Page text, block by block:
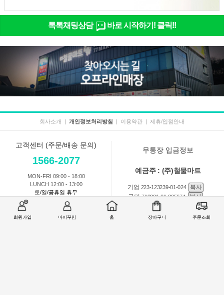
회원가입 마이꾸밈 홈 장바구니 주문조회
톡톡채팅상담 바로 시작하기! 클릭!!
회사소개 | 개인정보처리방침 | 이용약관 | 제휴/입점안내
고객센터 (주문/배송 문의)
1566-2077
MON-FRI 09:00 - 18:00
LUNCH 12:00 - 13:00
토/일/공휴일 휴무
무통장 입금정보
예금주 : (주)철물마트
기업 223-123239-01-024
복사
국민718201-01-205674
복사
301-0168-3882-11 복사